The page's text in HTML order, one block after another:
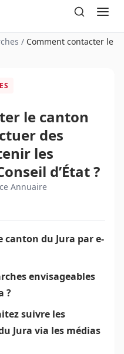
/ Comment contacter le
le canton
des
les
d’État ?
Annuaire
du Jura par e-
envisageables
?
suivre les
Jura via les médias